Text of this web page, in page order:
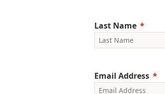
Last Name
Email Address